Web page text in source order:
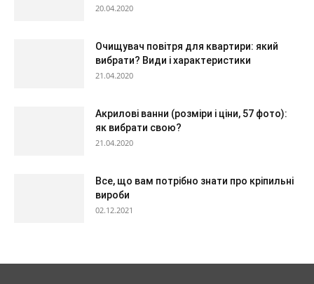
20.04.2020
Очищувач повітря для квартири: який
вибрати? Види і характеристики
21.04.2020
Акрилові ванни (розміри і ціни, 57 фото):
як вибрати свою?
21.04.2020
Все, що вам потрібно знати про кріпильні
вироби
02.12.2021